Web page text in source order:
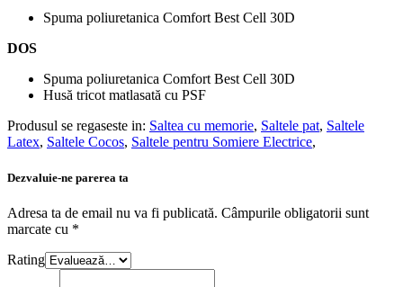
Spuma poliuretanica Comfort Best Cell 30D
DOS
Spuma poliuretanica Comfort Best Cell 30D
Husă tricot matlasată cu PSF
Produsul se regaseste in: Saltea cu memorie, Saltele pat, Saltele
Latex, Saltele Cocos, Saltele pentru Somiere Electrice,
Dezvaluie-ne parerea ta
Adresa ta de email nu va fi publicată. Câmpurile obligatorii sunt
marcate cu *
Rating